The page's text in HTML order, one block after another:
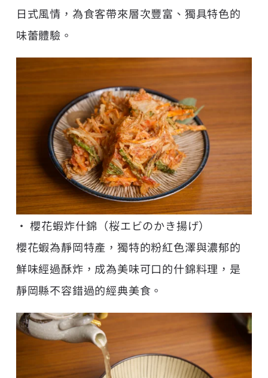
日式風情，為食客帶來層次豐富、獨具特色的
味蕾體驗。
• 櫻花蝦炸什錦（桜エビのかき揚げ）
櫻花蝦為靜岡特產，獨特的粉紅色澤與濃郁的
鮮味經過酥炸，成為美味可口的什錦料理，是
靜岡縣不容錯過的經典美食。